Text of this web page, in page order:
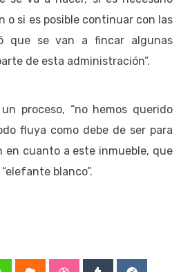
o si es posible continuar con las
que se van a fincar algunas
de esta administración”.
proceso, “no hemos querido
fluya como debe de ser para
en cuanto a este inmueble, que
blanco”.